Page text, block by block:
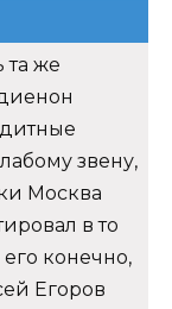
та же
звену,
Москва
в то
конечно,
Егоров